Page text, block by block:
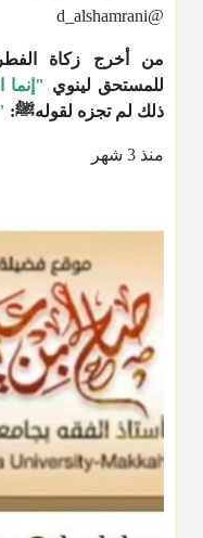
@d_alshamrani
من أخرج زكاة
للمستحق لينوي "إنما
ذلك لم تجزه لقولهﷺ:
منذ 3 شهر